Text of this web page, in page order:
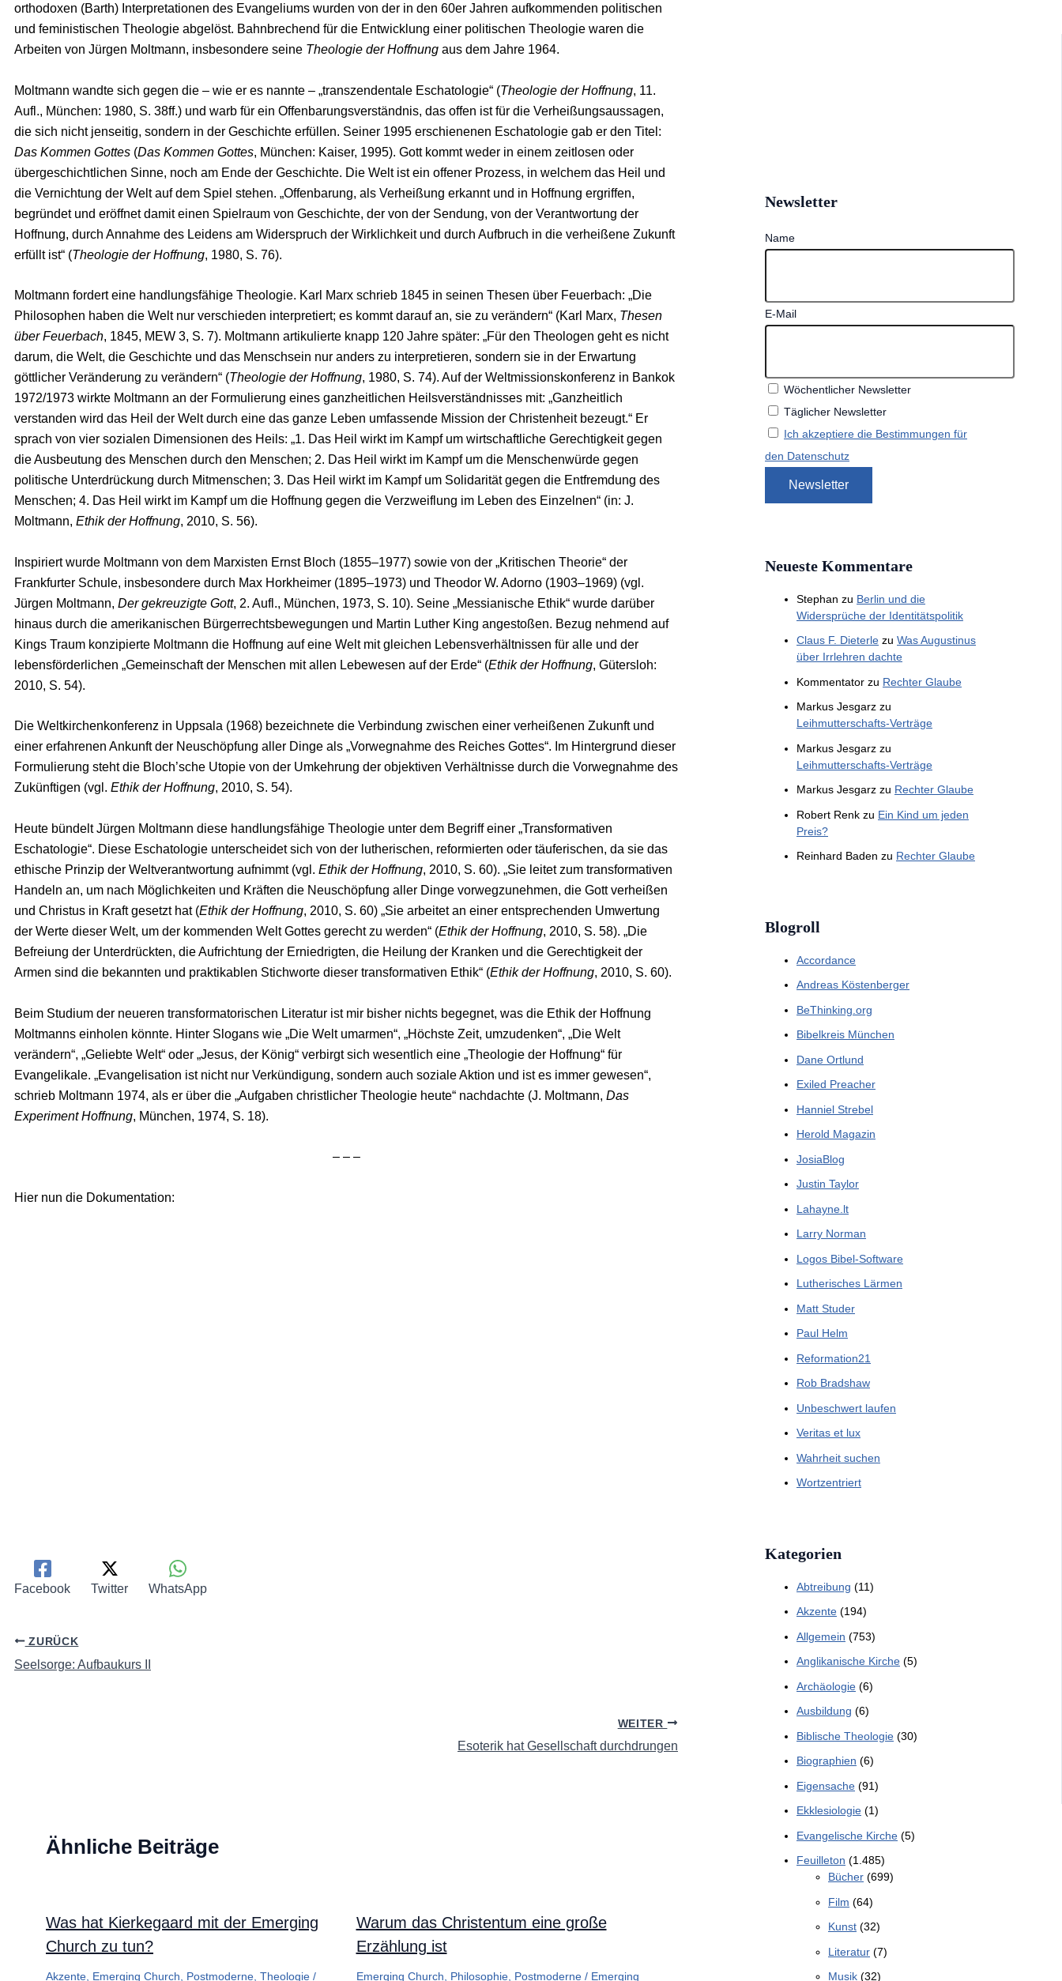
orthodoxen (Barth) Interpretationen des Evangeliums wurden von der in den 60er Jahren aufkommenden politischen
und feministischen Theologie abgelöst. Bahnbrechend für die Entwicklung einer politischen Theologie waren die
Arbeiten von Jürgen Moltmann, insbesondere seine Theologie der Hoffnung aus dem Jahre 1964.
Moltmann wandte sich gegen die – wie er es nannte – „transzendentale Eschatologie“ (Theologie der Hoffnung, 11.
Aufl., München: 1980, S. 38ff.) und warb für ein Offenbarungsverständnis, das offen ist für die Verheißungsaussagen,
die sich nicht jenseitig, sondern in der Geschichte erfüllen. Seiner 1995 erschienenen Eschatologie gab er den Titel:
Das Kommen Gottes (Das Kommen Gottes, München: Kaiser, 1995). Gott kommt weder in einem zeitlosen oder
übergeschichtlichen Sinne, noch am Ende der Geschichte. Die Welt ist ein offener Prozess, in welchem das Heil und
die Vernichtung der Welt auf dem Spiel stehen. „Offenbarung, als Verheißung erkannt und in Hoffnung ergriffen,
begründet und eröffnet damit einen Spielraum von Geschichte, der von der Sendung, von der Verantwortung der
Hoffnung, durch Annahme des Leidens am Widerspruch der Wirklichkeit und durch Aufbruch in die verheißene Zukunft
erfüllt ist“ (Theologie der Hoffnung, 1980, S. 76).
Moltmann fordert eine handlungsfähige Theologie. Karl Marx schrieb 1845 in seinen Thesen über Feuerbach: „Die
Philosophen haben die Welt nur verschieden interpretiert; es kommt darauf an, sie zu verändern“ (Karl Marx, Thesen
über Feuerbach, 1845, MEW 3, S. 7). Moltmann artikulierte knapp 120 Jahre später: „Für den Theologen geht es nicht
darum, die Welt, die Geschichte und das Menschsein nur anders zu interpretieren, sondern sie in der Erwartung
göttlicher Veränderung zu verändern“ (Theologie der Hoffnung, 1980, S. 74). Auf der Weltmissionskonferenz in Bankok
1972/1973 wirkte Moltmann an der Formulierung eines ganzheitlichen Heilsverständnisses mit: „Ganzheitlich
verstanden wird das Heil der Welt durch eine das ganze Leben umfassende Mission der Christenheit bezeugt.“ Er
sprach von vier sozialen Dimensionen des Heils: „1. Das Heil wirkt im Kampf um wirtschaftliche Gerechtigkeit gegen
die Ausbeutung des Menschen durch den Menschen; 2. Das Heil wirkt im Kampf um die Menschenwürde gegen
politische Unterdrückung durch Mitmenschen; 3. Das Heil wirkt im Kampf um Solidarität gegen die Entfremdung des
Menschen; 4. Das Heil wirkt im Kampf um die Hoffnung gegen die Verzweiflung im Leben des Einzelnen“ (in: J.
Moltmann, Ethik der Hoffnung, 2010, S. 56).
Inspiriert wurde Moltmann von dem Marxisten Ernst Bloch (1855–1977) sowie von der „Kritischen Theorie“ der
Frankfurter Schule, insbesondere durch Max Horkheimer (1895–1973) und Theodor W. Adorno (1903–1969) (vgl.
Jürgen Moltmann, Der gekreuzigte Gott, 2. Aufl., München, 1973, S. 10). Seine „Messianische Ethik“ wurde darüber
hinaus durch die amerikanischen Bürgerrechtsbewegungen und Martin Luther King angestoßen. Bezug nehmend auf
Kings Traum konzipierte Moltmann die Hoffnung auf eine Welt mit gleichen Lebensverhältnissen für alle und der
lebensförderlichen „Gemeinschaft der Menschen mit allen Lebewesen auf der Erde“ (Ethik der Hoffnung, Gütersloh:
2010, S. 54).
Die Weltkirchenkonferenz in Uppsala (1968) bezeichnete die Verbindung zwischen einer verheißenen Zukunft und
einer erfahrenen Ankunft der Neuschöpfung aller Dinge als „Vorwegnahme des Reiches Gottes“. Im Hintergrund dieser
Formulierung steht die Bloch’sche Utopie von der Umkehrung der objektiven Verhältnisse durch die Vorwegnahme des
Zukünftigen (vgl. Ethik der Hoffnung, 2010, S. 54).
Heute bündelt Jürgen Moltmann diese handlungsfähige Theologie unter dem Begriff einer „Transformativen
Eschatologie“. Diese Eschatologie unterscheidet sich von der lutherischen, reformierten oder täuferischen, da sie das
ethische Prinzip der Weltverantwortung aufnimmt (vgl. Ethik der Hoffnung, 2010, S. 60). „Sie leitet zum transformativen
Handeln an, um nach Möglichkeiten und Kräften die Neuschöpfung aller Dinge vorwegzunehmen, die Gott verheißen
und Christus in Kraft gesetzt hat (Ethik der Hoffnung, 2010, S. 60) „Sie arbeitet an einer entsprechenden Umwertung
der Werte dieser Welt, um der kommenden Welt Gottes gerecht zu werden“ (Ethik der Hoffnung, 2010, S. 58). „Die
Befreiung der Unterdrückten, die Aufrichtung der Erniedrigten, die Heilung der Kranken und die Gerechtigkeit der
Armen sind die bekannten und praktikablen Stichworte dieser transformativen Ethik“ (Ethik der Hoffnung, 2010, S. 60).
Beim Studium der neueren transformatorischen Literatur ist mir bisher nichts begegnet, was die Ethik der Hoffnung
Moltmanns einholen könnte. Hinter Slogans wie „Die Welt umarmen“, „Höchste Zeit, umzudenken“, „Die Welt
verändern“, „Geliebte Welt“ oder „Jesus, der König“ verbirgt sich wesentlich eine „Theologie der Hoffnung“ für
Evangelikale. „Evangelisation ist nicht nur Verkündigung, sondern auch soziale Aktion und ist es immer gewesen“,
schrieb Moltmann 1974, als er über die „Aufgaben christlicher Theologie heute“ nachdachte (J. Moltmann, Das
Experiment Hoffnung, München, 1974, S. 18).
– – –
Hier nun die Dokumentation:
Facebook Twitter WhatsApp
ZURÜCK
Seelsorge: Aufbaukurs II
WEITER
Esoterik hat Gesellschaft durchdrungen
Ähnliche Beiträge
Was hat Kierkegaard mit der Emerging
Church zu tun?
Akzente Emerging Church Postmoderne Theologie /
Warum das Christentum eine große
Erzählung ist
Emerging Church Philosophie, Postmoderne/ Emerging
Newsletter
Name
E-Mail
Wöchentlicher Newsletter
Täglicher Newsletter
Ich akzeptiere die Bestimmungen für
den Datenschutz
Neueste Kommentare
Stephan zu Berlin und die
Widersprüche der Identitätspolitik
Claus F. Dieterle zu Was Augustinus
über Irrlehren dachte
Kommentator zu Rechter Glaube
Markus Jesgarz zu
Leihmutterschafts-Verträge
Markus Jesgarz zu
Leihmutterschafts-Verträge
Markus Jesgarz zu Rechter Glaube
Robert Renk zu Ein Kind um jeden
Preis?
Reinhard Baden zu Rechter Glaube
Blogroll
Accordance
Andreas Köstenberger
BeThinking.org
Bibelkreis München
Dane Ortlund
Exiled Preacher
Hanniel Strebel
Herold Magazin
JosiaBlog
Justin Taylor
Lahayne.lt
Larry Norman
Logos Bibel-Software
Lutherisches Lärmen
Matt Studer
Paul Helm
Reformation21
Rob Bradshaw
Unbeschwert laufen
Veritas et lux
Wahrheit suchen
Wortzentriert
Kategorien
Abtreibung (11)
Akzente (194)
Allgemein (753)
Anglikanische Kirche (5)
Archäologie (6)
Ausbildung (6)
Biblische Theologie (30)
Biographien (6)
Eigensache (91)
Ekklesiologie (1)
Evangelische Kirche (5)
Feuilleton (1.485)
Bücher (699)
Film (64)
Kunst (32)
Literatur (7)
Musik (32)